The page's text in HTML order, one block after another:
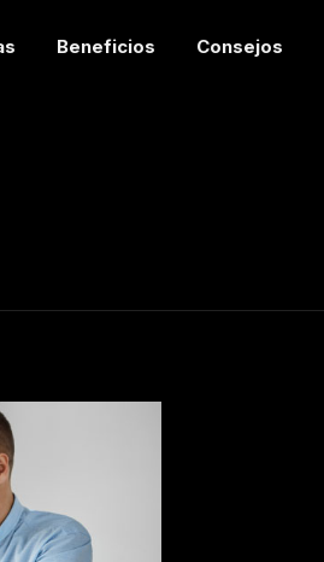
Beneficios Consejos